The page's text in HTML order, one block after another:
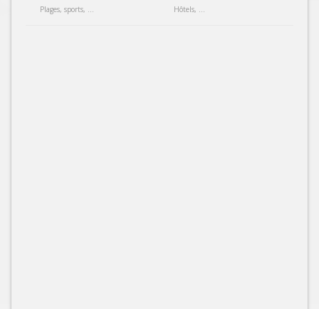
Plages, sports, ... Hôtels, ...